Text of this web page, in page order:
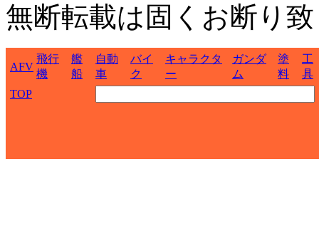
無断転載は固くお断り
AFV
飛行
機
艦
船
自動
車
バイ
ク
キャラクタ
ー
ガンダ
ム
塗
料
工
具
TOP